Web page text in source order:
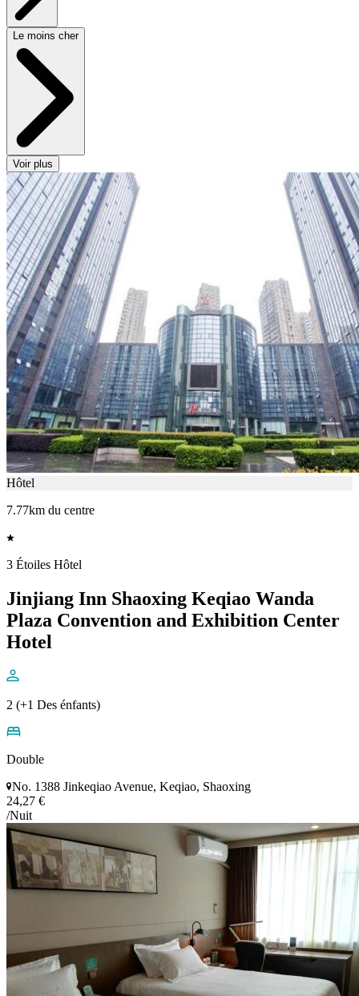
Le moins cher
Voir plus
Hôtel
7.77km du centre
3 Étoiles Hôtel
Jinjiang Inn Shaoxing Keqiao Wanda
Plaza Convention and Exhibition Center
Hotel
2 (+1 Des énfants)
Double
No. 1388 Jinkeqiao Avenue, Keqiao, Shaoxing
24,27 €
/Nuit